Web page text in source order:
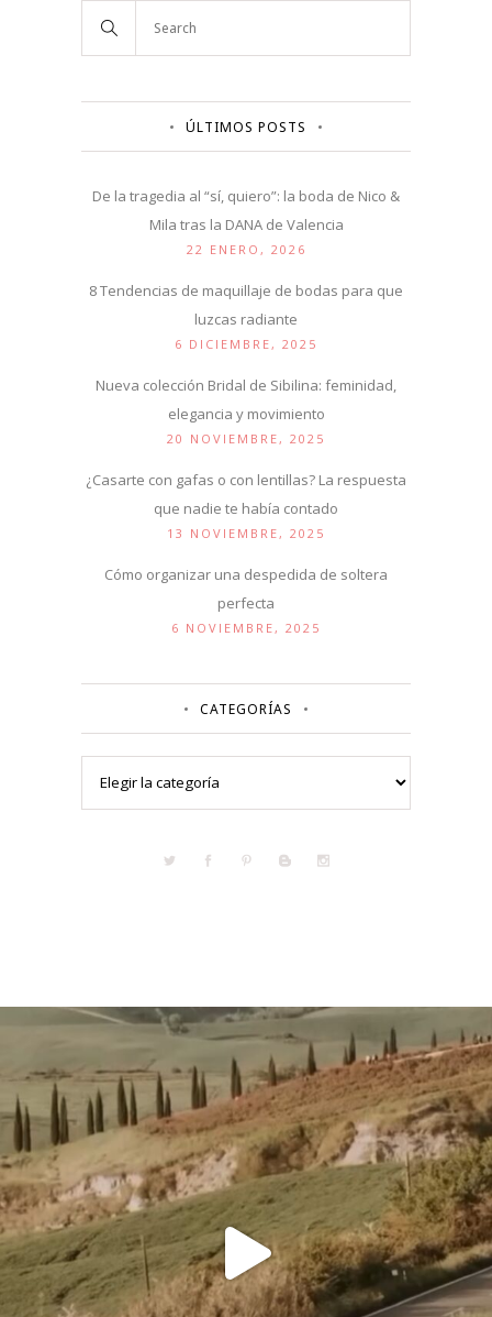
ÚLTIMOS POSTS
De la tragedia al “sí, quiero”: la boda de Nico &
Mila tras la DANA de Valencia
22 ENERO, 2026
8 Tendencias de maquillaje de bodas para que
luzcas radiante
6 DICIEMBRE, 2025
Nueva colección Bridal de Sibilina: feminidad,
elegancia y movimiento
20 NOVIEMBRE, 2025
¿Casarte con gafas o con lentillas? La respuesta
que nadie te había contado
13 NOVIEMBRE, 2025
Cómo organizar una despedida de soltera
perfecta
6 NOVIEMBRE, 2025
CATEGORÍAS